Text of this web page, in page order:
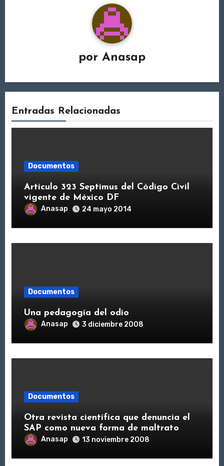
por Anasap
Entradas Relacionadas
Documentos
Artículo 323 Septimus del Código Civil
vigente de México DF
Anasap 24 mayo 2014
Documentos
Una pedagogía del odio
Anasap 3 diciembre 2008
Documentos
Otra revista científica que denuncia el
SAP como nueva forma de maltrato
infantilAnasap 13 noviembre 2008